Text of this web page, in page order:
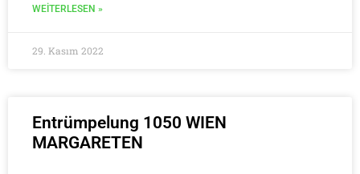
WEITERLESEN »
29. Kasım 2022
Entrümpelung 1050 WIEN
MARGARETEN